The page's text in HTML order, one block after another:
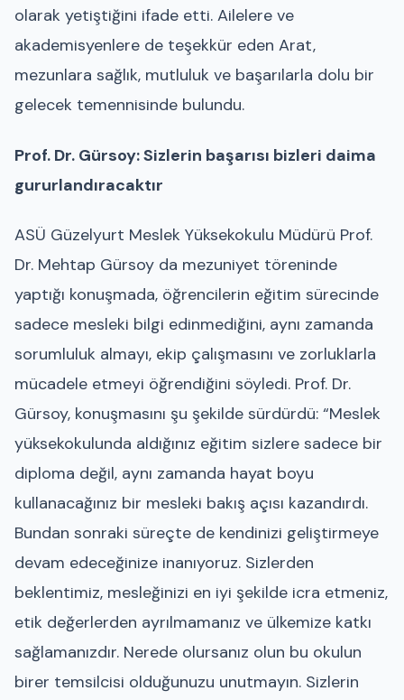
olarak yetiştiğini ifade etti. Ailelere ve
akademisyenlere de teşekkür eden Arat,
mezunlara sağlık, mutluluk ve başarılarla dolu bir
gelecek temennisinde bulundu.
Prof. Dr. Gürsoy: Sizlerin başarısı bizleri daima
gururlandıracaktır
ASÜ Güzelyurt Meslek Yüksekokulu Müdürü Prof.
Dr. Mehtap Gürsoy da mezuniyet töreninde
yaptığı konuşmada, öğrencilerin eğitim sürecinde
sadece mesleki bilgi edinmediğini, aynı zamanda
sorumluluk almayı, ekip çalışmasını ve zorluklarla
mücadele etmeyi öğrendiğini söyledi. Prof. Dr.
Gürsoy, konuşmasını şu şekilde sürdürdü: “Meslek
yüksekokulunda aldığınız eğitim sizlere sadece bir
diploma değil, aynı zamanda hayat boyu
kullanacağınız bir mesleki bakış açısı kazandırdı.
Bundan sonraki süreçte de kendinizi geliştirmeye
devam edeceğinize inanıyoruz. Sizlerden
beklentimiz, mesleğinizi en iyi şekilde icra etmeniz,
etik değerlerden ayrılmamanız ve ülkemize katkı
sağlamanızdır. Nerede olursanız olun bu okulun
birer temsilcisi olduğunuzu unutmayın. Sizlerin